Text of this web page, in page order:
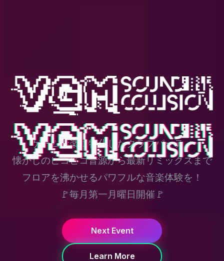
ゲーム音楽に特化したクラブパーティ
懐かしのピコピコ音源から最新リミックスまで
フロアを沸かせるパワフルな音楽体験を！
🚩毎月第一月曜日開催🚩
Next Event
Learn More